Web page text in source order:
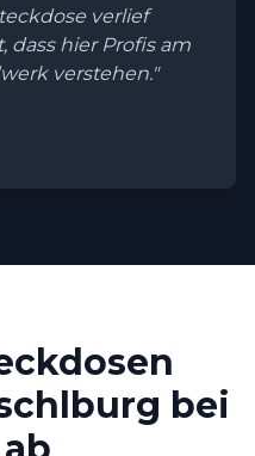
verlief
dass hier Profis am
verstehen."
bei